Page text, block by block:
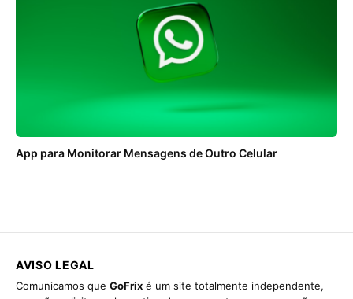
App para Monitorar Mensagens de Outro Celular
AVISO LEGAL
Comunicamos que GoFrix é um site totalmente independente,